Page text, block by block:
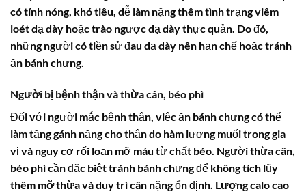
có tính nóng, khó tiêu, dễ làm nặng thêm tình trạng viêm
loét dạ dày hoặc trào ngược dạ dày thực quản. Do đó,
những người có tiền sử đau dạ dày nên hạn chế hoặc tránh
ăn bánh chưng.
Người bị bệnh thận và thừa cân, béo phì
Đối với người mắc bệnh thận, việc ăn bánh chưng có thể
làm tăng gánh nặng cho thận do hàm lượng muối trong gia
vị và nguy cơ rối loạn mỡ máu từ chất béo. Người thừa cân,
béo phì cần đặc biệt tránh bánh chưng để không tích lũy
thêm mỡ thừavà duy trì cân nặng ổn định. Lượng calocao